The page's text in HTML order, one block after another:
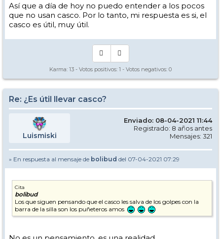
Así que a día de hoy no puedo entender a los pocos
que no usan casco. Por lo tanto, mi respuesta es si, el
casco es útil, muy útil.
Karma: 13 - Votos positivos: 1 - Votos negativos: 0
Re: ¿Es útil llevar casco?
Luismiski
Enviado: 08-04-2021 11:44
Registrado: 8 años antes
Mensajes: 321
» En respuesta al mensaje de bolibud del 07-04-2021 07:29
Cita
bolibud
Los que siguen pensando que el casco les salva de los golpes con la
barra de la silla son los puñeteros amos